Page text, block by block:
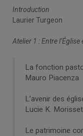
Introduction
Laurier Turgeon
Atelier 1 : Entre l’Église
La fonction
Mauro Piacenza
L’avenir des
Lucie K.
Le patrimoine